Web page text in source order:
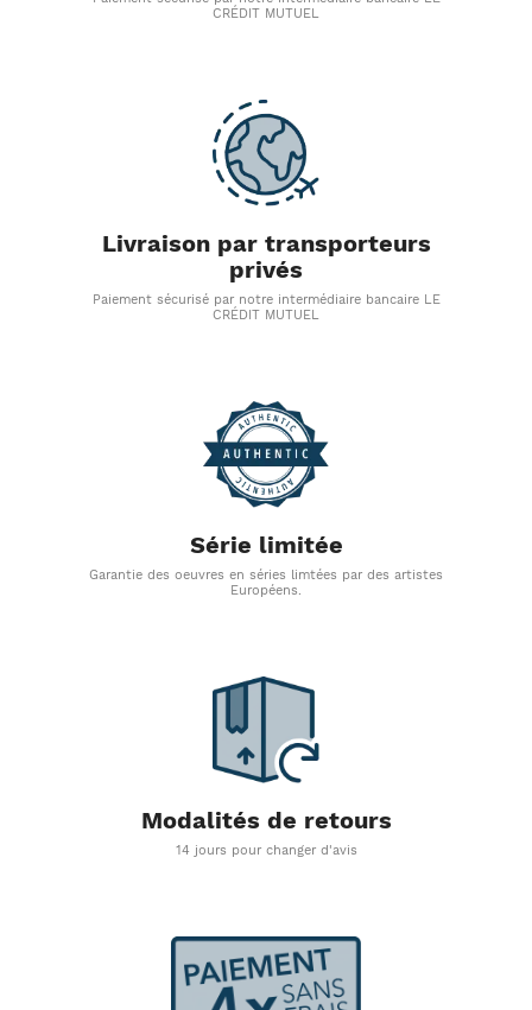
CRÉDIT MUTUEL
Livraison par transporteurs
privés
Paiement sécurisé par notre intermédiaire bancaire LE
CRÉDIT MUTUEL
Série limitée
Garantie des oeuvres en séries limtées par des artistes
Européens.
Modalités de retours
14 jours pour changer d'avis